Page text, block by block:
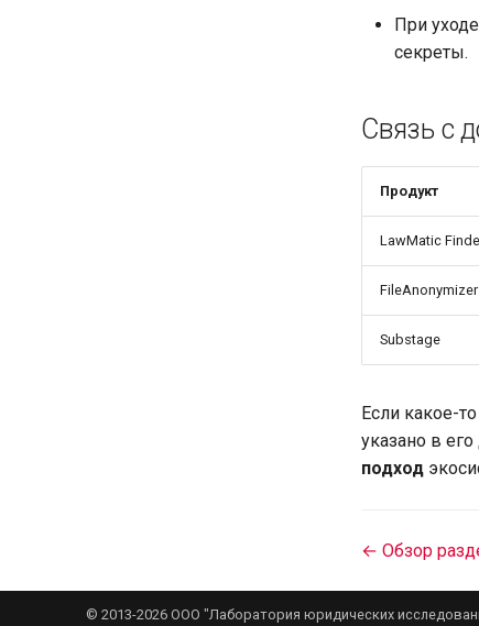
При
секреты.
Связь с
Продукт
LawMatic
Substage
Если какое-
указано в
подход
← Обзор
© 2013-2026 ООО "Лаборатория юридических